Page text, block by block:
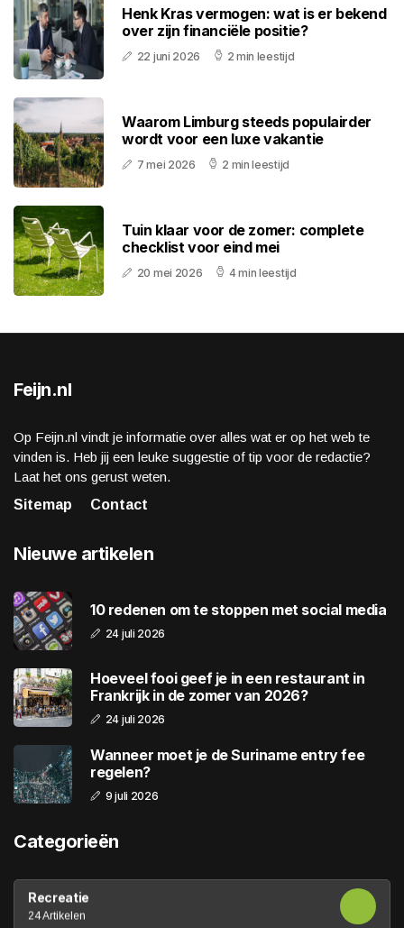
Henk Kras vermogen: wat is er bekend
over zijn financiële positie?
22 juni 2026 2 min leestijd
Waarom Limburg steeds populairder
wordt voor een luxe vakantie
7 mei 2026 2 min leestijd
Tuin klaar voor de zomer: complete
checklist voor eind mei
20 mei 2026 4 min leestijd
Feijn.nl
Op Feijn.nl vindt je informatie over alles wat er op het web te
vinden is. Heb jij een leuke suggestie of tip voor de redactie?
Laat het ons gerust weten.
Sitemap
Contact
Nieuwe artikelen
10 redenen om te stoppen met social media
24 juli 2026
Hoeveel fooi geef je in een restaurant in
Frankrijk in de zomer van 2026?
24 juli 2026
Wanneer moet je de Suriname entry fee
regelen?
9 juli 2026
Categorieën
Recreatie
24 Artikelen